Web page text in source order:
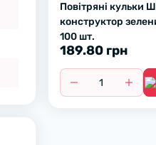
Повітряні кульки
конструктор
100 шт.
189.80 грн